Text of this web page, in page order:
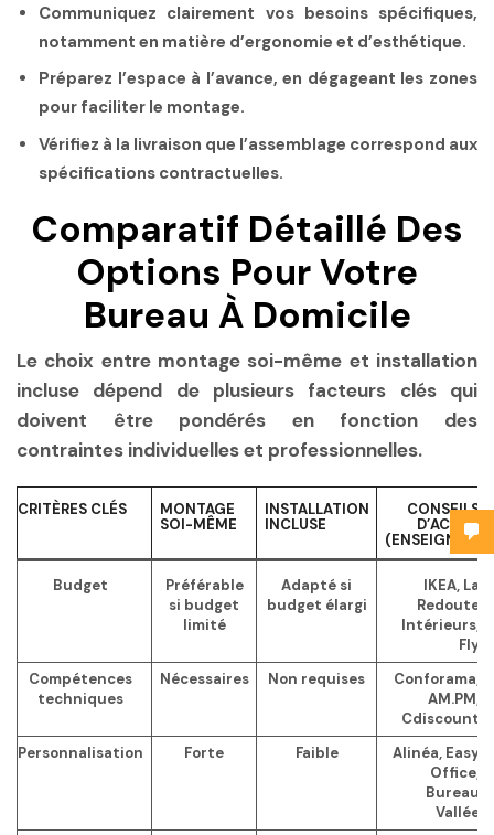
Communiquez clairement vos besoins spécifiques,
notamment en matière d’ergonomie et d’esthétique.
Préparez l’espace à l’avance, en dégageant les zones
pour faciliter le montage.
Vérifiez à la livraison que l’assemblage correspond aux
spécifications contractuelles.
Comparatif Détaillé Des
Options Pour Votre
Bureau À Domicile
Le choix entre montage soi-même et installation
incluse dépend de plusieurs facteurs clés qui
doivent être pondérés en fonction des
contraintes individuelles et professionnelles.
CRITÈRES CLÉS
MONTAGE
SOI-MÊME
INSTALLATION
INCLUSE
CONSEILS
D’ACHAT
(ENSEIGNES)
Budget
Préférable
si budget
limité
Adapté si
budget élargi
IKEA, La
Redoute
Intérieurs,
Fly
Compétences
techniques
Nécessaires Non requises
Conforama,
AM.PM,
Cdiscount
Personnalisation
Forte Faible
Alinéa, Easy
Office,
Bureau
Vallée